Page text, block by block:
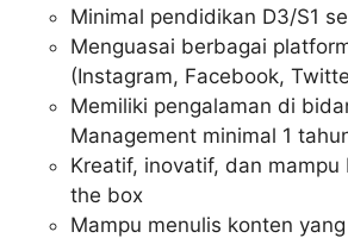
Minimal pendidikan D3/S1
Menguasai berbagai
(Instagram, Facebook,
Memiliki pengalaman di
Management minimal 1
Kreatif, inovatif, dan
the box
Mampu menulis konten